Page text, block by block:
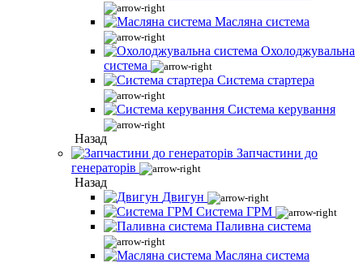
Масляна система
Охолоджувальна
система
Система стартера
Система керування
Назад
Запчастини до
генераторів
Назад
Двигун
Система ГРМ
Паливна система
Масляна система